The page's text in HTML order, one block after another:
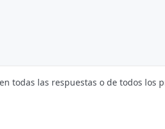
todas las respuestas o de todos los